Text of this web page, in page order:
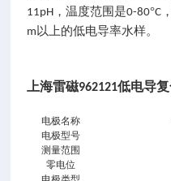
11pH ，温度范围是0-80°C
m 以上的低电导率水样。
上海雷磁962121低电导
电极名称
电极型号
测量范围
零电位